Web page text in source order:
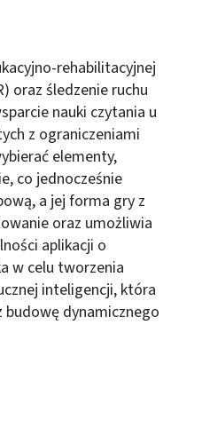
rehabilitacyjnej
oraz śledzenie ruchu
nauki czytania u
z ograniczeniami
elementy,
co jednocześnie
a jej forma gry z
oraz umożliwia
aplikacji o
w celu tworzenia
inteligencji, która
budowę dynamicznego